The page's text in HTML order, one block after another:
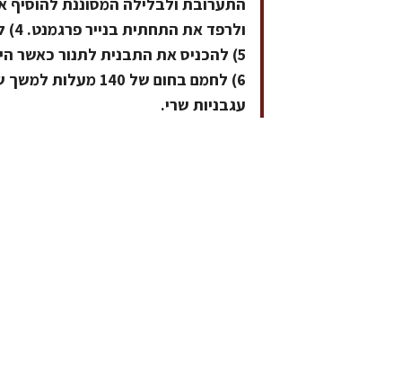
5) להכניס את התבנית לתנור כאשר
עגבניות שרי.